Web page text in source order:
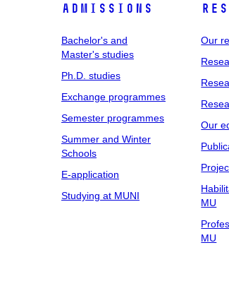
Admissions
Bachelor's and
Master's studies
Ph.D. studies
Exchange programmes
Semester programmes
Summer and Winter
Schools
E-application
Studying at MUNI
Our
Our
MU
MU